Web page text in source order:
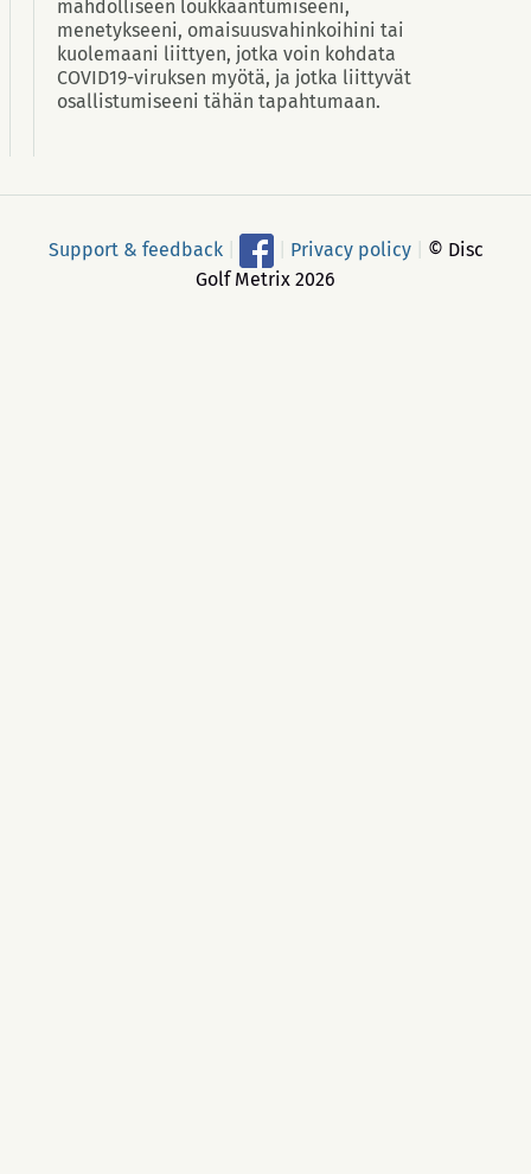
mahdolliseen loukkaantumiseeni,
menetykseeni, omaisuusvahinkoihini tai
kuolemaani liittyen, jotka voin kohdata
COVID19-viruksen myötä, ja jotka liittyvät
osallistumiseeni tähän tapahtumaan.
Support & feedback Privacy policy
© Disc
Golf Metrix 2026